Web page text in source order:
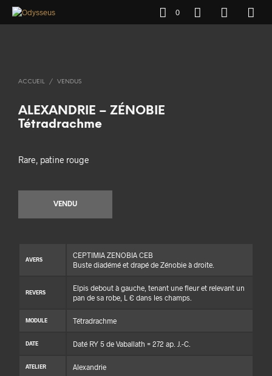
0
ACCUEIL / VENDUS
ALEXANDRIE – ZÉNOBIE
Tétradrachme
Rare, patine rouge
VENDU
AVERS
CEPTIMIA ZENOBIA CEB
Buste diadémé et drapé de Zénobie à droite.
REVERS
Elpis debout à gauche, tenant une fleur et relevant un
pan de sa robe, L Є dans les champs.
MODULE Tétradrachme
DATE Daté RY 5 de Vaballath = 272 ap. J.-C.
ATELIER Alexandrie